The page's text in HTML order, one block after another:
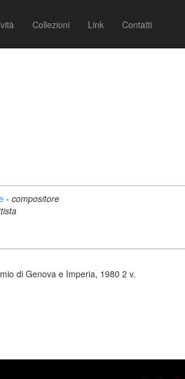
Collezioni Link Contatti
- compositore
di Genova e Imperia, 1980 2 v.